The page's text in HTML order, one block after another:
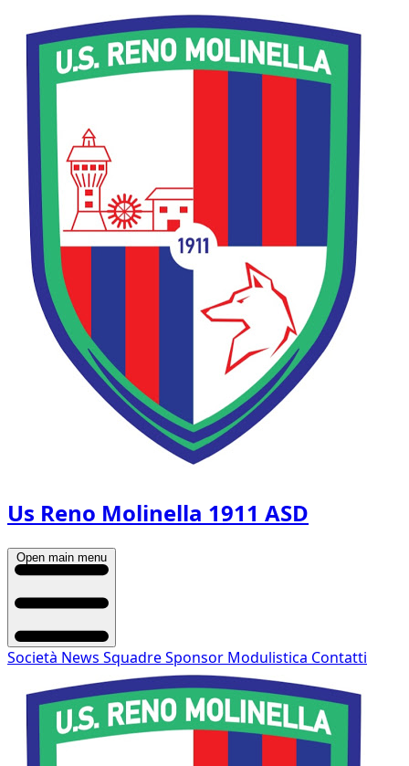
Us Reno Molinella 1911 ASD
Open main menu
Società News SquadreSponsor Modulistica Contatti